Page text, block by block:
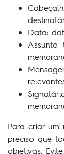
Data:
Para criar um
preciso que
objetivas.